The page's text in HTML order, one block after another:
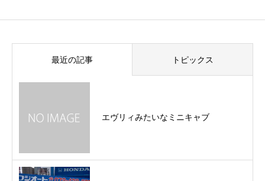
最近の記事 トピックス
エヴリィみたいなミニキャブ